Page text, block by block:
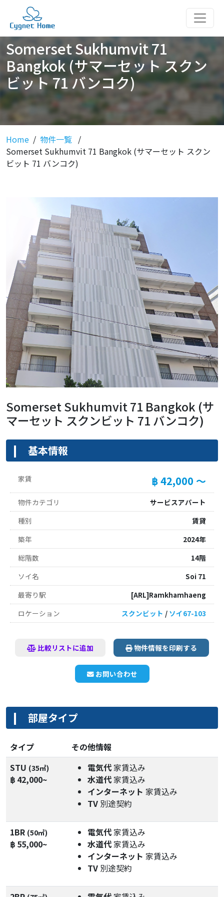
Somerset Sukhumvit 71
Bangkok (サマーセット スクン
ビット 71 バンコク)
Home
物件一覧
Somerset Sukhumvit 71 Bangkok (サマーセット スクン
ビット 71 バンコク)
Somerset Sukhumvit 71 Bangkok (サ
マーセット スクンビット 71 バンコク)
基本情報
家賃 ฿ 42,000 ～
物件カテゴリ
サービスアパート
種別
賃貸
築年
2024年
総階数
14階
ソイ名
Soi 71
最寄り駅
[ARL]Ramkhamhaeng
ロケーション
スクンビット / ソイ67-103
比較リストに追加 物件情報を印刷する
お問い合わせ
部屋タイプ
タイプ
その他情報
STU (35㎡)
฿ 42,000~
電気代家賃込み
水道代家賃込み
インターネット 家賃込み
TV 別途契約
1BR (50㎡)
฿ 55,000~
電気代家賃込み
水道代家賃込み
インターネット 家賃込み
TV 別途契約